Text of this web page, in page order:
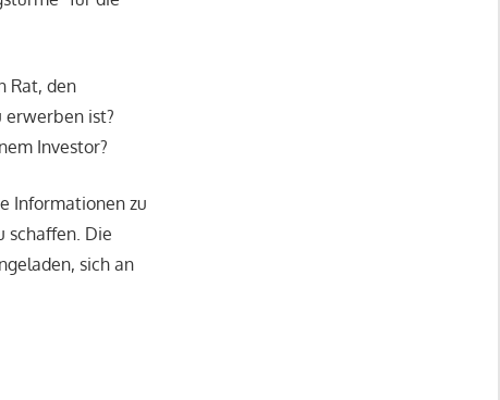
Rat, den
erwerben ist?
Investor?
Informationen zu
schaffen. Die
sich an